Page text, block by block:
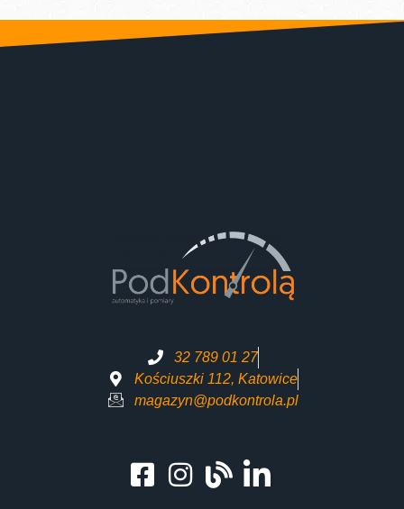
32 789 01 27
Kościuszki 112, Katowice
magazyn@podkontrola.pl